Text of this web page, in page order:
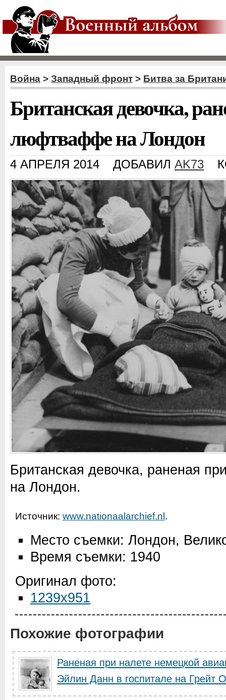
Война > Западный фронт > Битва за
Британская девочка,
люфтваффе на Лондон
4 АПРЕЛЯ 2014 ДОБАВИЛ AK73
Британская девочка, раненая
на Лондон.
Источник: www.nationaalarchief.nl .
Место съемки: Лондон,
Время съемки: 1940
Оригинал фото:
1239x951
Похожие фотографии
Раненая при налете немецкой
Эйлин Данн в госпитале на Грейт